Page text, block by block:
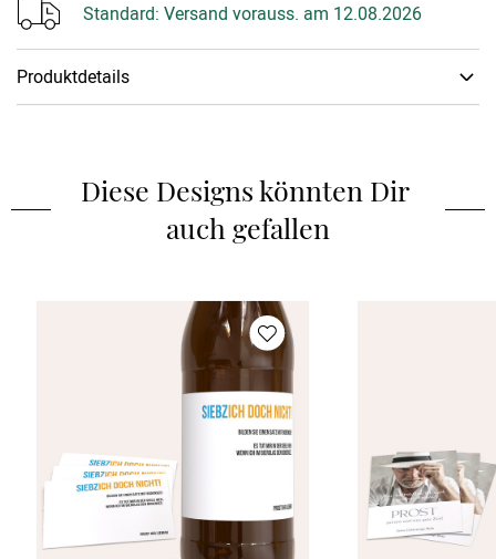
Standard: Versand vorauss. am 12.08.2026
Produktdetails
Diese Designs könnten Dir
auch gefallen